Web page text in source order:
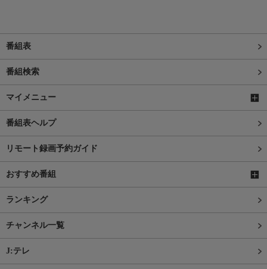
番組表
番組検索
マイメニュー
番組表ヘルプ
リモート録画予約ガイド
おすすめ番組
ランキング
チャンネル一覧
J:テレ